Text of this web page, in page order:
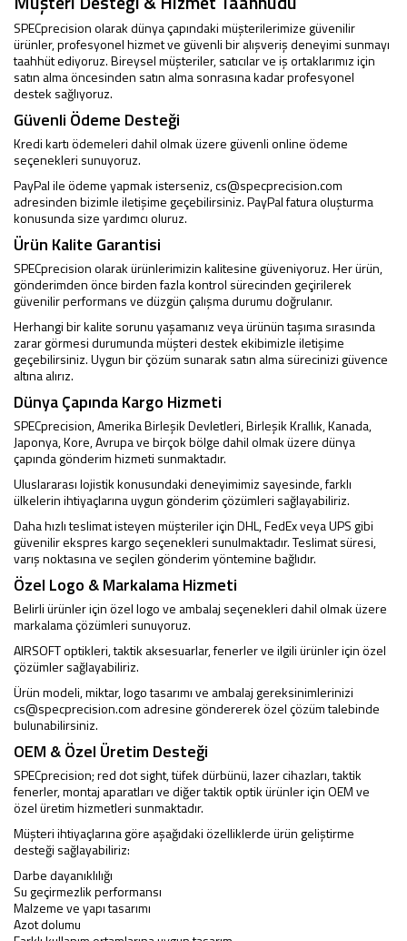
SPECprecision olarak dünya çapındaki müşterilerimize güvenilir
ürünler, profesyonel hizmet ve güvenli bir alışveriş deneyimi sunmayı
taahhüt ediyoruz. Bireysel müşteriler, satıcılar ve iş ortaklarımız için
satın alma öncesinden satın alma sonrasına kadar profesyonel
destek sağlıyoruz.
Güvenli Ödeme Desteği
Kredi kartı ödemeleri dahil olmak üzere güvenli online ödeme
seçenekleri sunuyoruz.
PayPal ile ödeme yapmak isterseniz,cs@specprecision.com
adresinden bizimle iletişime geçebilirsiniz. PayPal fatura oluşturma
konusunda size yardımcı oluruz.
Ürün Kalite Garantisi
SPECprecision olarak ürünlerimizin kalitesine güveniyoruz. Her ürün,
gönderimden önce birden fazla kontrol sürecinden geçirilerek
güvenilir performans ve düzgün çalışma durumu doğrulanır.
Herhangi bir kalite sorunu yaşamanız veya ürünün taşıma sırasında
zarar görmesi durumunda müşteri destek ekibimizle iletişime
geçebilirsiniz. Uygun bir çözüm sunarak satın alma sürecinizi güvence
altına alırız.
Dünya Çapında Kargo Hizmeti
SPECprecision, Amerika Birleşik Devletleri, Birleşik Krallık, Kanada,
Japonya, Kore, Avrupa ve birçok bölge dahil olmak üzere dünya
çapında gönderim hizmeti sunmaktadır.
Uluslararası lojistik konusundaki deneyimimiz sayesinde, farklı
ülkelerin ihtiyaçlarına uygun gönderim çözümleri sağlayabiliriz.
Daha hızlı teslimat isteyen müşteriler için DHL, FedEx veya UPS gibi
güvenilir ekspres kargo seçenekleri sunulmaktadır. Teslimat süresi,
varış noktasına ve seçilen gönderim yöntemine bağlıdır.
Özel Logo & Markalama Hizmeti
Belirli ürünler için özel logo ve ambalaj seçenekleri dahil olmak üzere
markalama çözümleri sunuyoruz.
AIRSOFT optikleri, taktik aksesuarlar, fenerler ve ilgili ürünler için özel
çözümler sağlayabiliriz.
Ürün modeli, miktar, logo tasarımı ve ambalaj gereksinimlerinizi
cs@specprecision.com adresine göndererek özel çözüm talebinde
bulunabilirsiniz.
OEM & Özel Üretim Desteği
SPECprecision; red dot sight, tüfek dürbünü, lazer cihazları, taktik
fenerler, montaj aparatları ve diğer taktik optik ürünler için OEM ve
özel üretim hizmetleri sunmaktadır.
Müşteri ihtiyaçlarına göre aşağıdaki özelliklerde ürün geliştirme
desteği sağlayabiliriz:
Darbe dayanıklılığı
Su geçirmezlik performansı
Malzeme ve yapı tasarımı
Azot dolumu